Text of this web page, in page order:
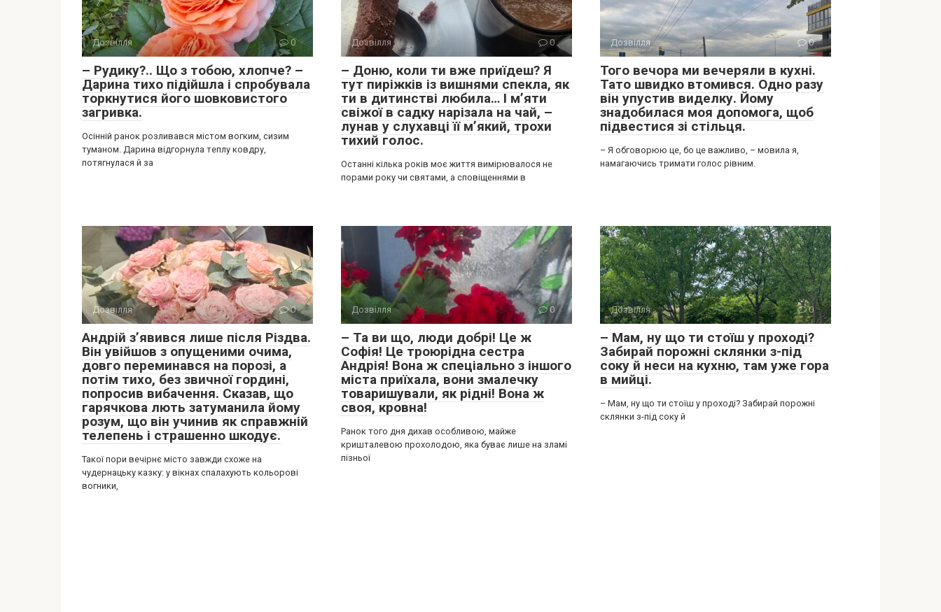
Дозвілля 0
– Рудику?.. Що з тобою, хлопче? –
Дарина тихо підійшла і спробувала
торкнутися його шовковистого
загривка.
Осінній ранок розливався містом вогким, сизим
туманом. Дарина відгорнула теплу ковдру,
потягнулася й за
Дозвілля 0
– Доню, коли ти вже приїдеш? Я
тут пиріжків із вишнями спекла, як
ти в дитинстві любила… І м’яти
свіжої в садку нарізала на чай, –
лунав у слухавці її м’який, трохи
тихий голос.
Останні кілька років моє життя вимірювалося не
порами року чи святами, а сповіщеннями в
Дозвілля 0
Того вечора ми вечеряли в кухні.
Тато швидко втомився. Одно разу
він упустив виделку. Йому
знадобилася моя допомога, щоб
підвестися зі стільця.
– Я обговорюю це, бо це важливо, – мовила я,
намагаючись тримати голос рівним.
Дозвілля 0
Андрій з’явився лише після Різдва.
Він увійшов з опущеними очима,
довго переминався на порозі, а
потім тихо, без звичної гордині,
попросив вибачення. Сказав, що
гарячкова лють затуманила йому
розум, що він учинив як справжній
телепень і страшенно шкодує.
Такої пори вечірнє місто завжди схоже на
чудернацьку казку: у вікнах спалахують кольорові
вогники,
Дозвілля 0
– Та ви що, люди добрі! Це ж
Софія! Це троюрідна сестра
Андрія! Вона ж спеціально з іншого
міста приїхала, вони змалечку
товаришували, як рідні! Вона ж
своя, кровна!
Ранок того дня дихав особливою, майже
кришталевою прохолодою, яка буває лише на зламі
пізньої
Дозвілля 0
– Мам, ну що ти стоїш у проході?
Забирай порожні склянки з-під
соку й неси на кухню, там уже гора
в мийці.
– Мам, ну що ти стоїш у проході? Забирай порожні
склянки з-під соку й